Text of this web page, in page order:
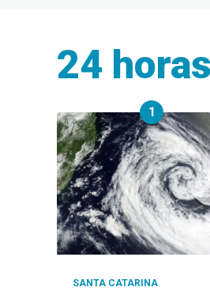
24 horas
1
SANTA CATARINA